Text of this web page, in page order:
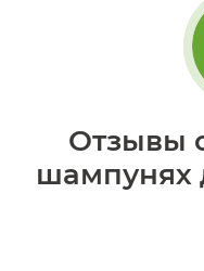
Отзывы
шампунях